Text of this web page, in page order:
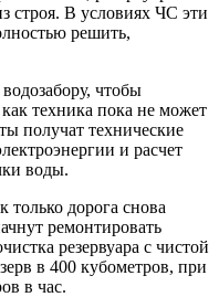
строя. В условиях ЧС эти
решить,
чтобы
техника пока не может
получат технические
и расчет
воды.
только дорога снова
ремонтировать
резервуара с чистой
в 400 кубометров, при
в час.